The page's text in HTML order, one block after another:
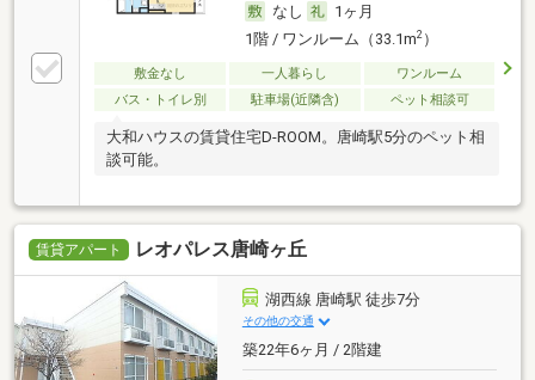
なし
1ヶ月
1階 / ワンルーム（33.1m2）
敷金なし 一人暮らし
ワンルーム
バス・トイレ別
駐車場(近隣含) ペット相談可
大和ハウスの賃貸住宅D-ROOM。唐崎駅5分のペット相
談可能。
賃貸アパート レオパレス唐崎ヶ丘
湖西線 唐崎駅 徒歩7分
その他の交通
築22年6ヶ月 / 2階建